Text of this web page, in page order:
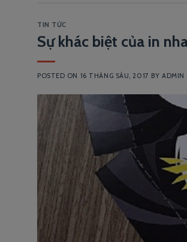
TIN TỨC
Sự khác biệt của in
POSTED ON 16 THÁNG SÁU, 2017 BY ADMIN